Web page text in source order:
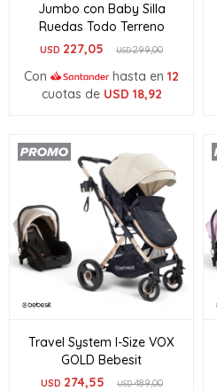
Jumbo con Baby Silla
Ruedas Todo Terreno
USD 227,05 USD299,00
Con hasta en 12
cuotas de USD 18,92
Travel System I-Size VOX
GOLD Bebesit
USD 274,55 USD489,00